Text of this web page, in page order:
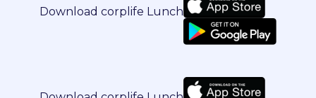
Download corplife Lunch